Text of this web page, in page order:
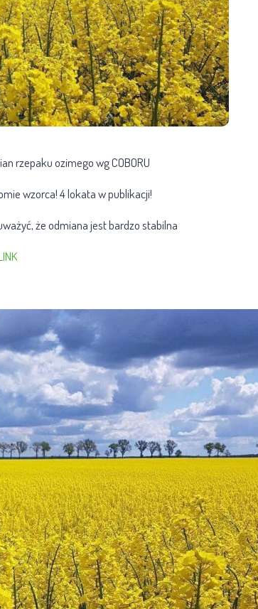
rzepaku ozimego wg COBORU
wzorca! 4 lokata w publikacji!
że odmiana jest bardzo stabilna